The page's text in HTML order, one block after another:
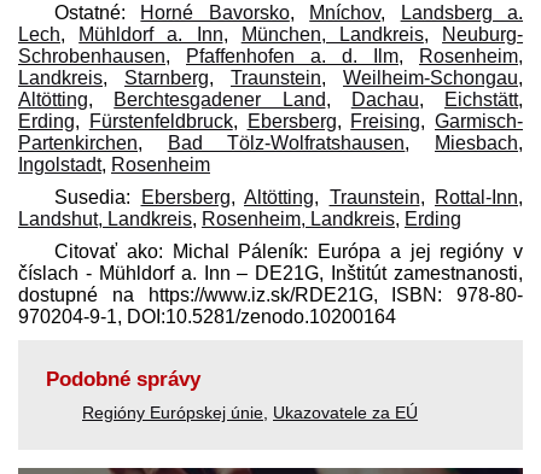
Ostatné: Horné Bavorsko, Mníchov,
Landsberg a.
Lech, Mühldorf a. Inn, München, Landkreis,
Neuburg-
Schrobenhausen, Pfaffenhofen a. d. Ilm,
Rosenheim,
Landkreis, Starnberg, Traunstein, Weilheim-Schongau,
Altötting, Berchtesgadener Land, Dachau, Eichstätt,
Erding, Fürstenfeldbruck, Ebersberg, Freising, Garmisch-
Partenkirchen, Bad Tölz-Wolfratshausen, Miesbach,
Ingolstadt, Rosenheim
Susedia:
Ebersberg, Altötting, Traunstein, Rottal-Inn,
Landshut, Landkreis, Rosenheim, Landkreis, Erding
Citovať ako: Michal Páleník: Európa a jej regióny v
číslach - Mühldorf a. Inn – DE21G, Inštitút zamestnanosti,
dostupné na https://www.iz.sk/​RDE21G, ISBN: 978-80-
970204-9-1, DOI:10.5281/zenodo.10200164
Podobné správy
Regióny Európskej únie Ukazovatele za EÚ